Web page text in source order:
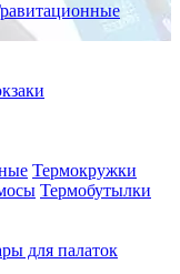
Термокружки
Термобутылки
для палаток